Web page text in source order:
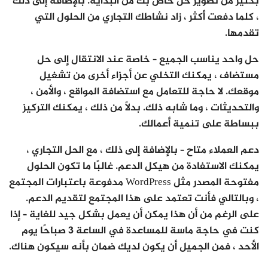
، كلما دفعت أكثر ، زاد نشاطك التجاري من الحلول التي
تقدمها.
حل واحد يناسب الجميع – خاصة عند الانتقال إلى حل
مستضاف ، يمكنك التخلي عن أجزاء أخرى من تشغيل
موقعك. لا حاجة للتعامل مع استضافة المواقع ، والأمن ،
والتحديثات ، وما شابه ذلك. بدلاً من ذلك ، يمكنك التركيز
ببساطة على تنمية أعمالك.
دعم العملاء متاح – بالإضافة إلى ذلك ، مع الحل التجاري ،
يمكنك الاستفادة من هيكل الدعم. غالبًا ما تكون الحلول
مفتوحة المصدر مثل WordPress مدفوعة باعتبارات المجتمع
، وبالتالي فأنت تعتمد على هذا المجتمع لتقديم الدعم.
على الرغم من أن هذا يمكن أن يعمل بشكل جيد للغاية – إذا
كنت في حاجة ماسة للمساعدة في الساعة 3 صباحًا يوم
الأحد ، فمن الجميل أن يكون لديك ضمان بأنه سيكون هناك.